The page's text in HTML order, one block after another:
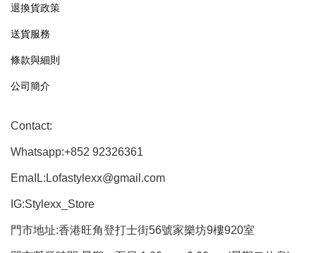
退換貨政策
送貨服務
條款與細則
公司簡介
Contact:
Whatsapp:+852 92326361
EmaIL:Lofastylexx@gmail.com
IG:Stylexx_Store
門市地址:香港旺角登打士街56號家樂坊9樓920室